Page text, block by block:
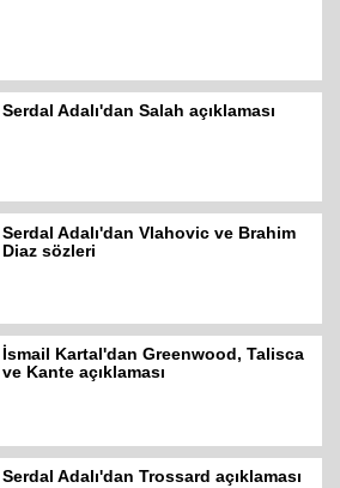
Serdal Adalı'dan Salah açıklaması
Serdal Adalı'dan Vlahovic ve Brahim
Diaz sözleri
İsmail Kartal'dan Greenwood, Talisca
ve Kante açıklaması
Serdal Adalı'dan Trossard açıklaması